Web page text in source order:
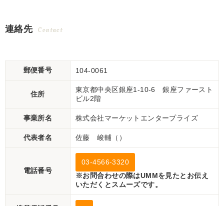
ーゼル 現状渡し【P11248
連絡先 Contact
郵便番号 104-0061
住所
東京都中央区銀座1-10-6 銀座ファースト
ビル2階
事業所名 株式会社マーケットエンタープライズ
代表者名 佐藤 峻輔（）
電話番号
03-4566-3320
※お問合わせの際はUMMを見たとお伝え
いただくとスムーズです。